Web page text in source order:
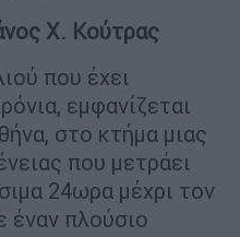
Χ. Κούτρας
που έχει
εμφανίζεται
στο κτήμα μιας
που μετράει
24ωρα μέχρι τον
έναν πλούσιο